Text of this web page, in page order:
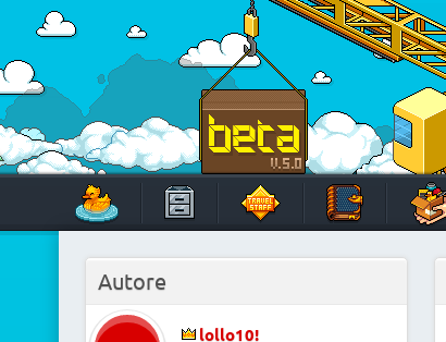
content
HabboTravel
Un viaggio di pixel!
Autore
lollo10!